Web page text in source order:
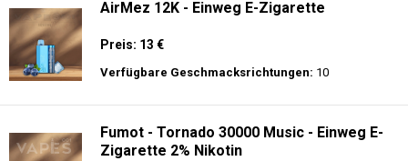
AirMez 12K - Einweg E-Zigarette
Preis: 13 €
Verfügbare Geschmacksrichtungen: 10
Fumot - Tornado 30000 Music - Einweg E-
Zigarette 2% Nikotin